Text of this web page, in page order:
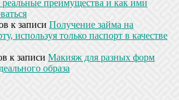
реальные преимущества и как ими
к записи Получение займа на
используя только паспорт в качестве
к записи Макияж для разных форм
образа